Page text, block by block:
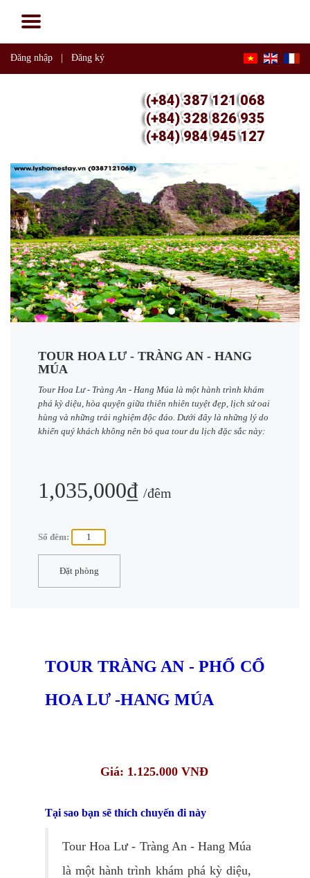
Đăng nhập Đăng ký
(+84) 387 121 068
(+84) 328 826 935
(+84) 984 945 127
TOUR HOA LƯ - TRÀNG AN - HANG
MÚA
Tour Hoa Lư - Tràng An - Hang Múa là một hành trình khám
phá kỳ diệu, hòa quyện giữa thiên nhiên tuyệt đẹp, lịch sử oai
hùng và những trải nghiệm độc đáo. Dưới đây là những lý do
khiến quý khách không nên bỏ qua tour du lịch đặc sắc này:
1,035,000₫ /đêm
Số đêm:
Đặt phòng
TOUR TRÀNG AN - PHỐ CỔ
HOA LƯ -HANG MÚA
Giá: 1.125.000 VNĐ
Tại sao bạn sẽ thích chuyến đi này
Tour Hoa Lư - Tràng An - Hang Múa
là một hành trình khám phá kỳ diệu,